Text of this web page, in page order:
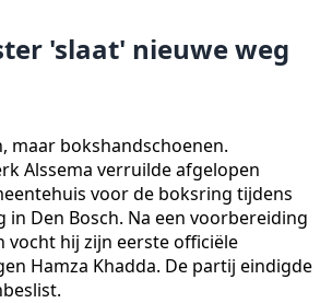
'slaat' nieuwe weg
maar bokshandschoenen.
Alssema verruilde afgelopen
voor de boksring tijdens
in Den Bosch. Na een voorbereiding
vocht hij zijn eerste officiële
Hamza Khadda. De partij eindigde